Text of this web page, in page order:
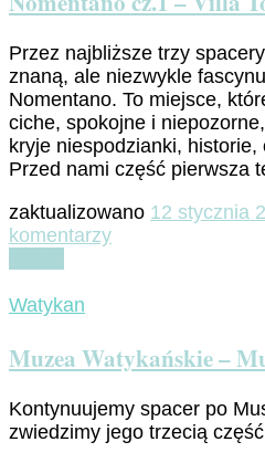
Przez najbliższe trzy
znaną, ale niezwykle
Nomentano. To miejsce,
ciche, spokojne i
kryje niespodzianki,
Przed nami część pierwsza
zaktualizowano 12 stycznia
komentarzydo
Torlonia
Watykan
Muzea Watykańskie –
Kontynuujemy spacer po
zwiedzimy jego trzecią